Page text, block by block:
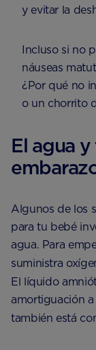
y evitar la
Incluso si no
náuseas
¿Por qué no
o un chorrito
El agua
Algunos de los
para tu bebé
agua. Para
suministra
El líquido
amortiguación
también está